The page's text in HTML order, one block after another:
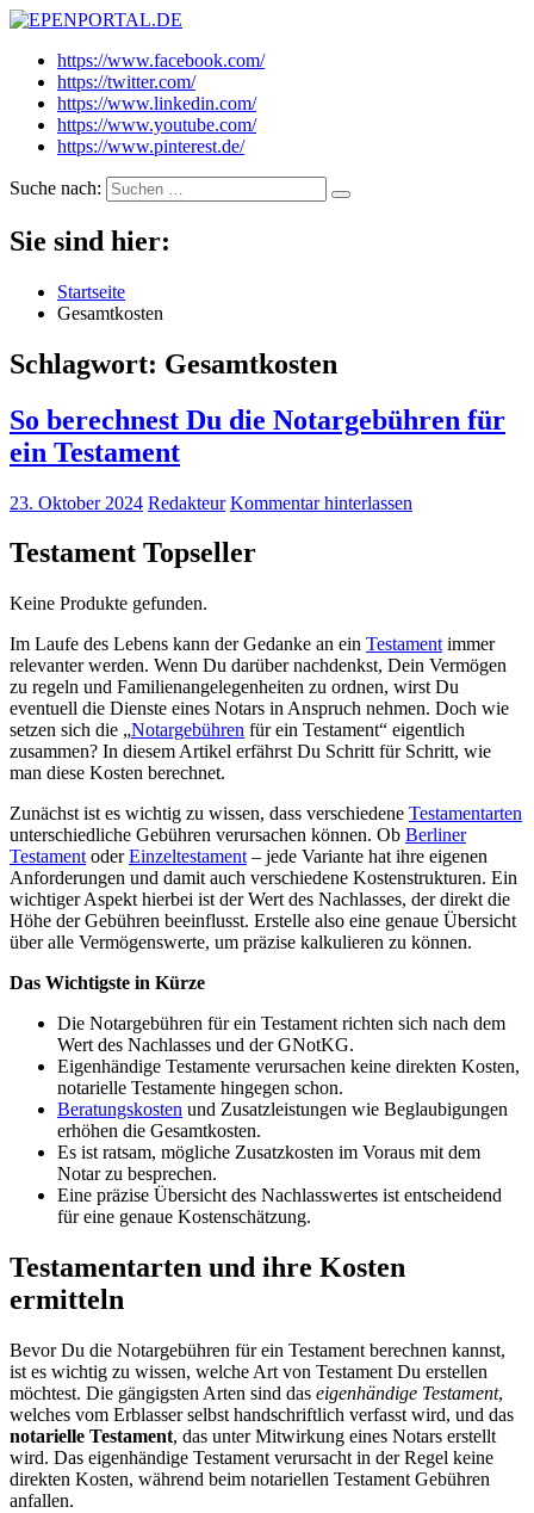
EPENPORTAL.DE
Epische News aus Politik, Finanzen & Gesellschaft
https://www.facebook.com/
https://twitter.com/
https://www.linkedin.com/
https://www.youtube.com/
https://www.pinterest.de/
Suche nach:
Sie sind hier:
Startseite
Gesamtkosten
Schlagwort: Gesamtkosten
So berechnest Du die Notargebühren für
ein Testament
23. Oktober 2024 Redakteur Kommentar hinterlassen
Testament Topseller
Keine Produkte gefunden.
Im Laufe des Lebens kann der Gedanke an ein Testament immer
relevanter werden. Wenn Du darüber nachdenkst, Dein Vermögen
zu regeln und Familienangelegenheiten zu ordnen, wirst Du
eventuell die Dienste eines Notars in Anspruch nehmen. Doch wie
setzen sich die „Notargebühren für ein Testament“ eigentlich
zusammen? In diesem Artikel erfährst Du Schritt für Schritt, wie
man diese Kosten berechnet.
Zunächst ist es wichtig zu wissen, dass verschiedene Testamentarten
unterschiedliche Gebühren verursachen können. Ob Berliner
Testament oderEinzeltestament – jede Variante hat ihre eigenen
Anforderungen und damit auch verschiedene Kostenstrukturen. Ein
wichtiger Aspekt hierbei ist der Wert des Nachlasses, der direkt die
Höhe der Gebühren beeinflusst. Erstelle also eine genaue Übersicht
über alle Vermögenswerte, um präzise kalkulieren zu können.
Das Wichtigste in Kürze
Die Notargebühren für ein Testament richten sich nach dem
Wert des Nachlasses und der GNotKG.
Eigenhändige Testamente verursachen keine direkten Kosten,
notarielle Testamente hingegen schon.
Beratungskosten und Zusatzleistungen wie Beglaubigungen
erhöhen die Gesamtkosten.
Es ist ratsam, mögliche Zusatzkosten im Voraus mit dem
Notar zu besprechen.
Eine präzise Übersicht des Nachlasswertes ist entscheidend
für eine genaue Kostenschätzung.
Testamentarten und ihre Kosten
ermitteln
Bevor Du die Notargebühren für ein Testament berechnen kannst,
ist es wichtig zu wissen, welche Art von Testament Du erstellen
möchtest. Die gängigsten Arten sind das eigenhändige Testament,
welches vom Erblasser selbst handschriftlich verfasst wird, und das
notarielle Testament, das unter Mitwirkung eines Notars erstellt
wird. Das eigenhändige Testament verursacht in der Regel keine
direkten Kosten, während beim notariellen Testament Gebühren
anfallen.